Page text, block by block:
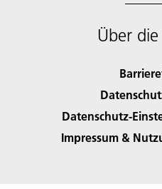
Über
Datenschutz-
Impressum &